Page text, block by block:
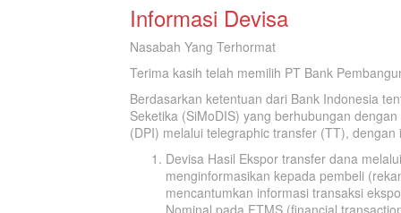
Informasi Devisa
Nasabah Yang Terhormat
Terima kasih telah memilih PT Bank
Berdasarkan ketentuan dari Bank Indonesia
Seketika (SiMoDIS) yang berhubungan
(DPI) melalui telegraphic transfer (TT),
Devisa Hasil Ekspor transfer dana
menginformasikan kepada pembeli
mencantumkan informasi transaksi
Nominal pada FTMS (financial